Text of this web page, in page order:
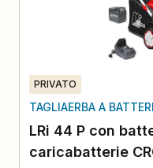
PRIVATO
TAGLIAERBA A
LRi 44 P con
caricabatterie